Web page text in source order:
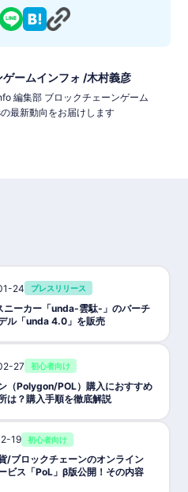
ームインフォ /木村義彦
編集部 ブロックチェーンゲーム
最新動向をお届けします
24 プレスリリース
ニーカー「unda-雲駄-」のバーチ
ル「unda 4.0」を販売
27 初心者向け
（Polygon/POL）購入におすすめ
は？購入手順を徹底解説
19 初心者向け
/ブロックチェーンのオンライン
ビス「PoL」β版公開！その内容